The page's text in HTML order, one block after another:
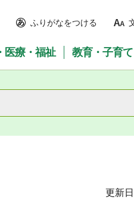
ふりがなをつける
医療・福祉 教育・子育て
更新